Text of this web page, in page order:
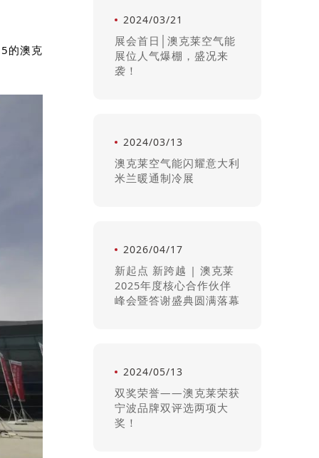
的澳克
2024/03/21
展会首日│澳克莱空气能
展位人气爆棚，盛况来
袭！
2024/03/13
澳克莱空气能闪耀意大利
米兰暖通制冷展
2026/04/17
新起点 新跨越 | 澳克莱
2025年度核心合作伙伴
峰会暨答谢盛典圆满落幕
2024/05/13
双奖荣誉——澳克莱荣获
宁波品牌双评选两项大
奖！